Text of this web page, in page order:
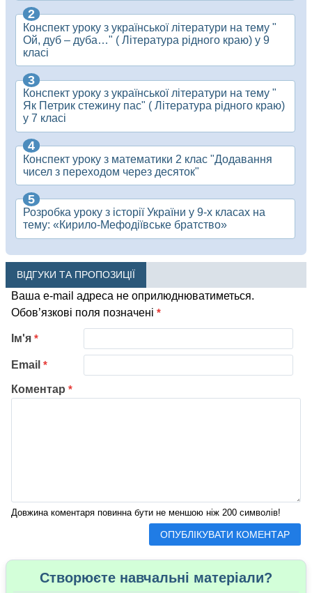
Конспект уроку з української літератури на тему "
Ой, дуб – дуба…" ( Література рідного краю) у 9
класі
Конспект уроку з української літератури на тему "
Як Петрик стежину пас" ( Література рідного краю)
у 7 класі
Конспект уроку з математики 2 клас "Додавання
чисел з переходом через десяток"
Розробка уроку з історії України у 9-х класах на
тему: «Кирило-Мефодіївське братство»
ВІДГУКИ ТА ПРОПОЗИЦІЇ
Ваша e-mail адреса не оприлюднюватиметься.
Обов’язкові поля позначені *
Коментар *
Довжина коментаря повинна бути не меншою ніж 200 символів!
Ім'я *
Email *
Створюєте навчальні матеріали?